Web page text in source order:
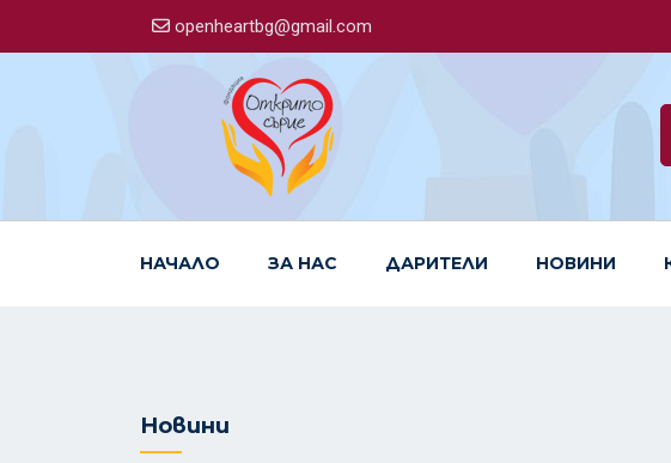
openheartbg@gmail.com
НАЧАЛО ЗА НАС ДАРИТЕЛИ НОВИНИ
Новини